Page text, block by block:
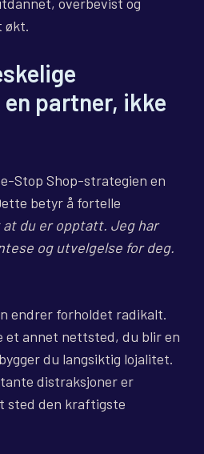
økt.
partner, ikke
Stop Shop-strategien en
betyr å fortelle
at du er opptatt. Jeg har
og utvelgelse for deg.
endrer forholdet radikalt.
et annet nettsted, du blir en
du langsiktig lojalitet.
distraksjoner er
sted den kraftigste